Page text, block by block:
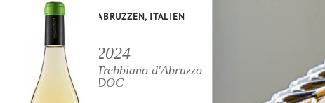
ABRUZZEN, ITALIEN
2024
Trebbiano d'Abruzzo
DOC